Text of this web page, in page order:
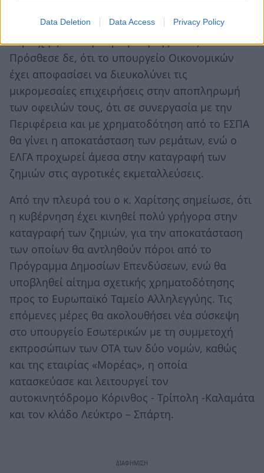
Data Deletion Data Access Privacy Policy
του στρατού -, καθώς αυτή την περίοδο στην
περιοχή ξεκινά η συγκομιδή της ελιάς.
Πρόσθεσε δε, ότι το υπουργείο Οικονομικών
έχει αποφασίσει να διευκολύνει τις
μικρομεσαίες επιχειρήσεις στην αποπληρωμή
των οφειλών τους, ότι σε συνεργασία με την
Περιφέρεια και με χρηματοδότηση από το ΕΣΠΑ
θα γίνει η αποκατάσταση των ρεμάτων, ενώ ο
ΕΛΓΑ προχωρεί άμεσα στην καταγραφή των
ζημιών στις αγροτικές εκμεταλλεύσεις.
Από την πλευρά του ο κ. Χαρίτσης σημείωσε, ότι
η κυβέρνηση έχει κινηθεί πολύ γρήγορα στην
καταγραφή των ζημιών, για την αποκατάσταση
των οποίων θα αντληθούν πόροι από το
Πρόγραμμα Δημοσίων Επενδύσεων, ενώ θα
υποβληθεί αίτημα σχετικής χρηματοδότησης
προς το Ευρωπαϊκό Ταμείο Αλληλεγγύης. Τις
επόμενες μέρες θα ακολουθήσει νέα σύσκεψη
στο υπουργείο Εσωτερικών με τη συμμετοχή
εκπροσώπων των ΟΤΑ των δύο νομών, καθώς
και της εταιρίας «Μορέας», η οποία
κατασκεύασε και λειτουργεί τον
αυτοκινητόδρομο Κόρινθος - Τρίπολη -Καλαμάτα
και τον κλάδο Λεύκτρο – Σπάρτη.